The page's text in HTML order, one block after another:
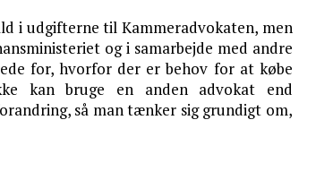
i udgifterne til Kammeradvokaten, men
og i samarbejde med andre
for, hvorfor der er behov for at købe
kan bruge en anden advokat end
så man tænker sig grundigt om,